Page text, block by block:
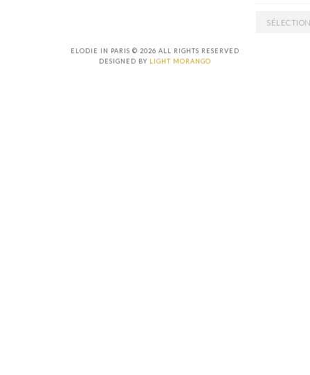
ARCHIVES
ELODIE IN PARIS © 2026 ALL RIGHTS RESERVED
DESIGNED BY LIGHT MORANGO